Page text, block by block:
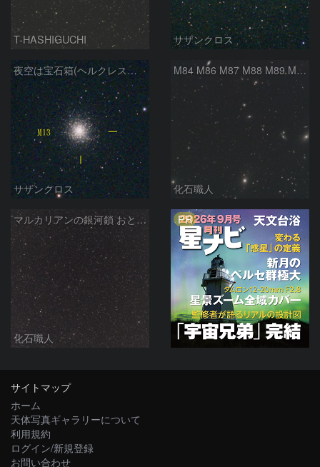
T-HASHIGUCHI サザンクロス
夜空は宝石箱(ヘルクレス座 M13) Seestar50
サザンクロス
M84 M86 M87 M88 M89 M90 M91 マルカリアンの銀河鎖 おとめ座 かみのけ座
化石職人
マルカリアンの銀河鎖 おとめ座・ かみのけ座の銀河
化石職人
PR
サイトマップ
ホーム
天体写真ギャラリーについて
利用規約
ログイン/新規登録
お問い合わせ